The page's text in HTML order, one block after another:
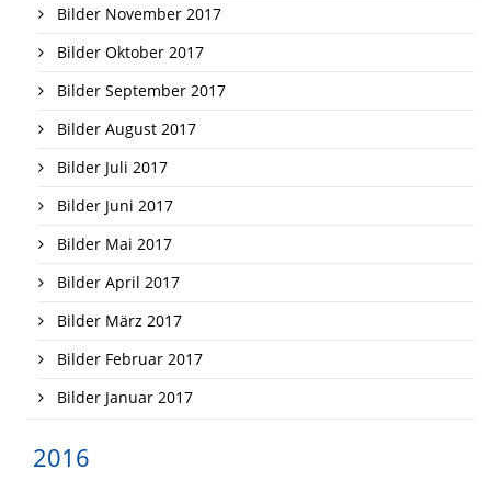
Bilder November 2017
Bilder Oktober 2017
Bilder September 2017
Bilder August 2017
Bilder Juli 2017
Bilder Juni 2017
Bilder Mai 2017
Bilder April 2017
Bilder März 2017
Bilder Februar 2017
Bilder Januar 2017
2016